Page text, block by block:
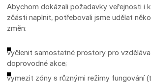
Abychom dokázali požadavky veřejnosti i
zčásti naplnit, potřebovali jsme udělat
změn:
vyčlenit samostatné prostory pro
doprovodné akce;
vymezit zóny s různými režimy fungování